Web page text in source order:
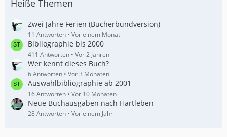
Heiße Themen
Zwei Jahre Ferien (Bücherbundversion)
11 Antworten Vor einem Monat
Bibliographie bis 2000
411 Antworten Vor 2 Jahren
Wer kennt dieses Buch?
6 Antworten Vor 3 Monaten
Auswahlbibliographie ab 2001
16 Antworten Vor 10 Monaten
Neue Buchausgaben nach Hartleben
28 Antworten Vor einem Jahr